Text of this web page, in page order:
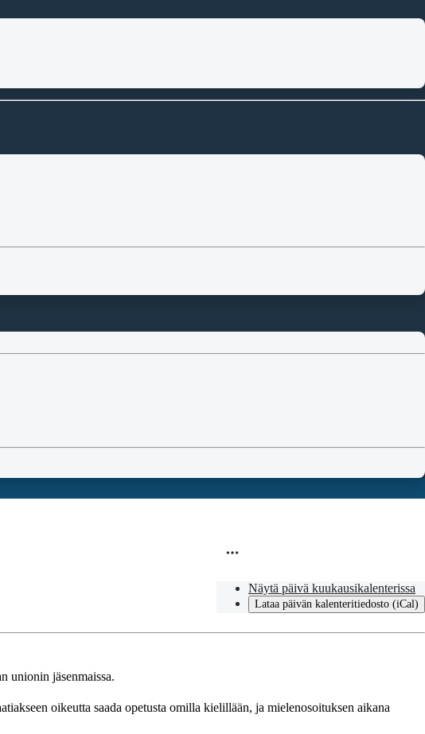
Näytä päivä kuukausikalenterissa
Lataa päivän kalenteritiedosto (iCal)
unionin jäsenmaissa.
oikeutta saada opetusta omilla kielillään, ja mielenosoituksen aikana